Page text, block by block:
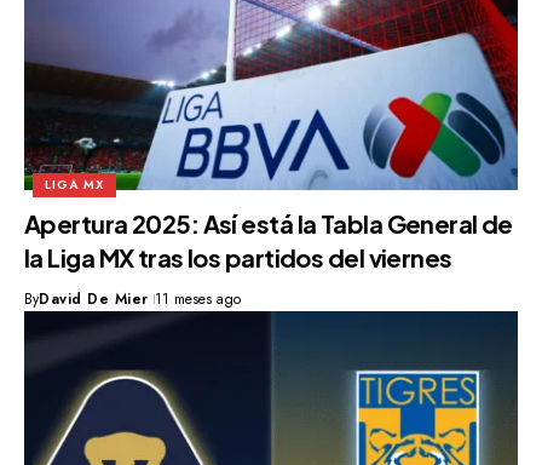
LIGA MX
Apertura 2025: Así está la Tabla General de
la Liga MX tras los partidos del viernes
ByDavid De Mier 11 meses ago